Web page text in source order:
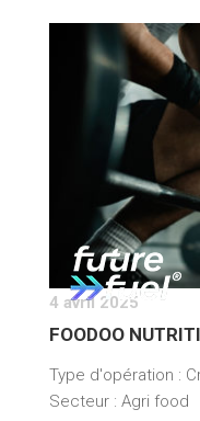
4 avril 2025
FOODOO
Type d'opération :
Secteur : Agri food